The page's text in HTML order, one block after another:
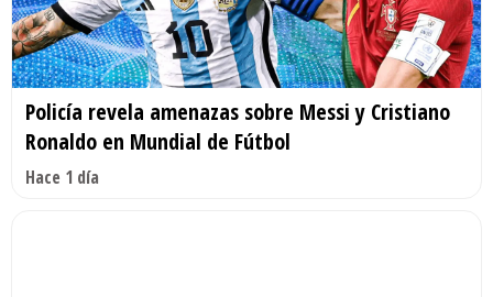
Policía revela amenazas sobre Messi y Cristiano
Ronaldo en Mundial de Fútbol
Hace 1 día